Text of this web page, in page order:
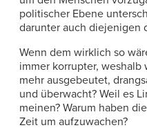
politischer Ebene
darunter auch diejenigen
Wenn dem wirklich so
immer korrupter,
mehr ausgebeutet,
und überwacht? Weil es
meinen? Warum haben
Zeit um aufzuwachen?